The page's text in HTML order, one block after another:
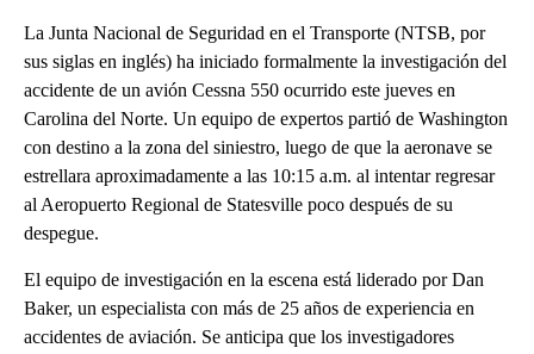
La Junta Nacional de Seguridad en el Transporte (NTSB, por
sus siglas en inglés) ha iniciado formalmente la investigación del
accidente de un avión Cessna 550 ocurrido este jueves en
Carolina del Norte. Un equipo de expertos partió de Washington
con destino a la zona del siniestro, luego de que la aeronave se
estrellara aproximadamente a las 10:15 a.m. al intentar regresar
al Aeropuerto Regional de Statesville poco después de su
despegue.
El equipo de investigación en la escena está liderado por Dan
Baker, un especialista con más de 25 años de experiencia en
accidentes de aviación. Se anticipa que los investigadores